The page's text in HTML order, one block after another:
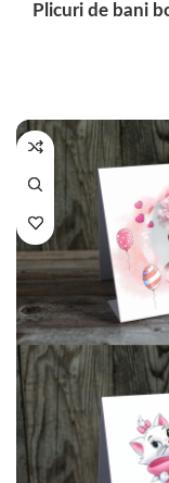
Plicuri de bani